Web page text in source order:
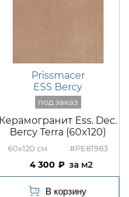
Prissmacer
ESS Bercy
Керамогранит Ess. Dec.
Bercy Terra (60x120)
60x120 #PE81983
4 300 м2